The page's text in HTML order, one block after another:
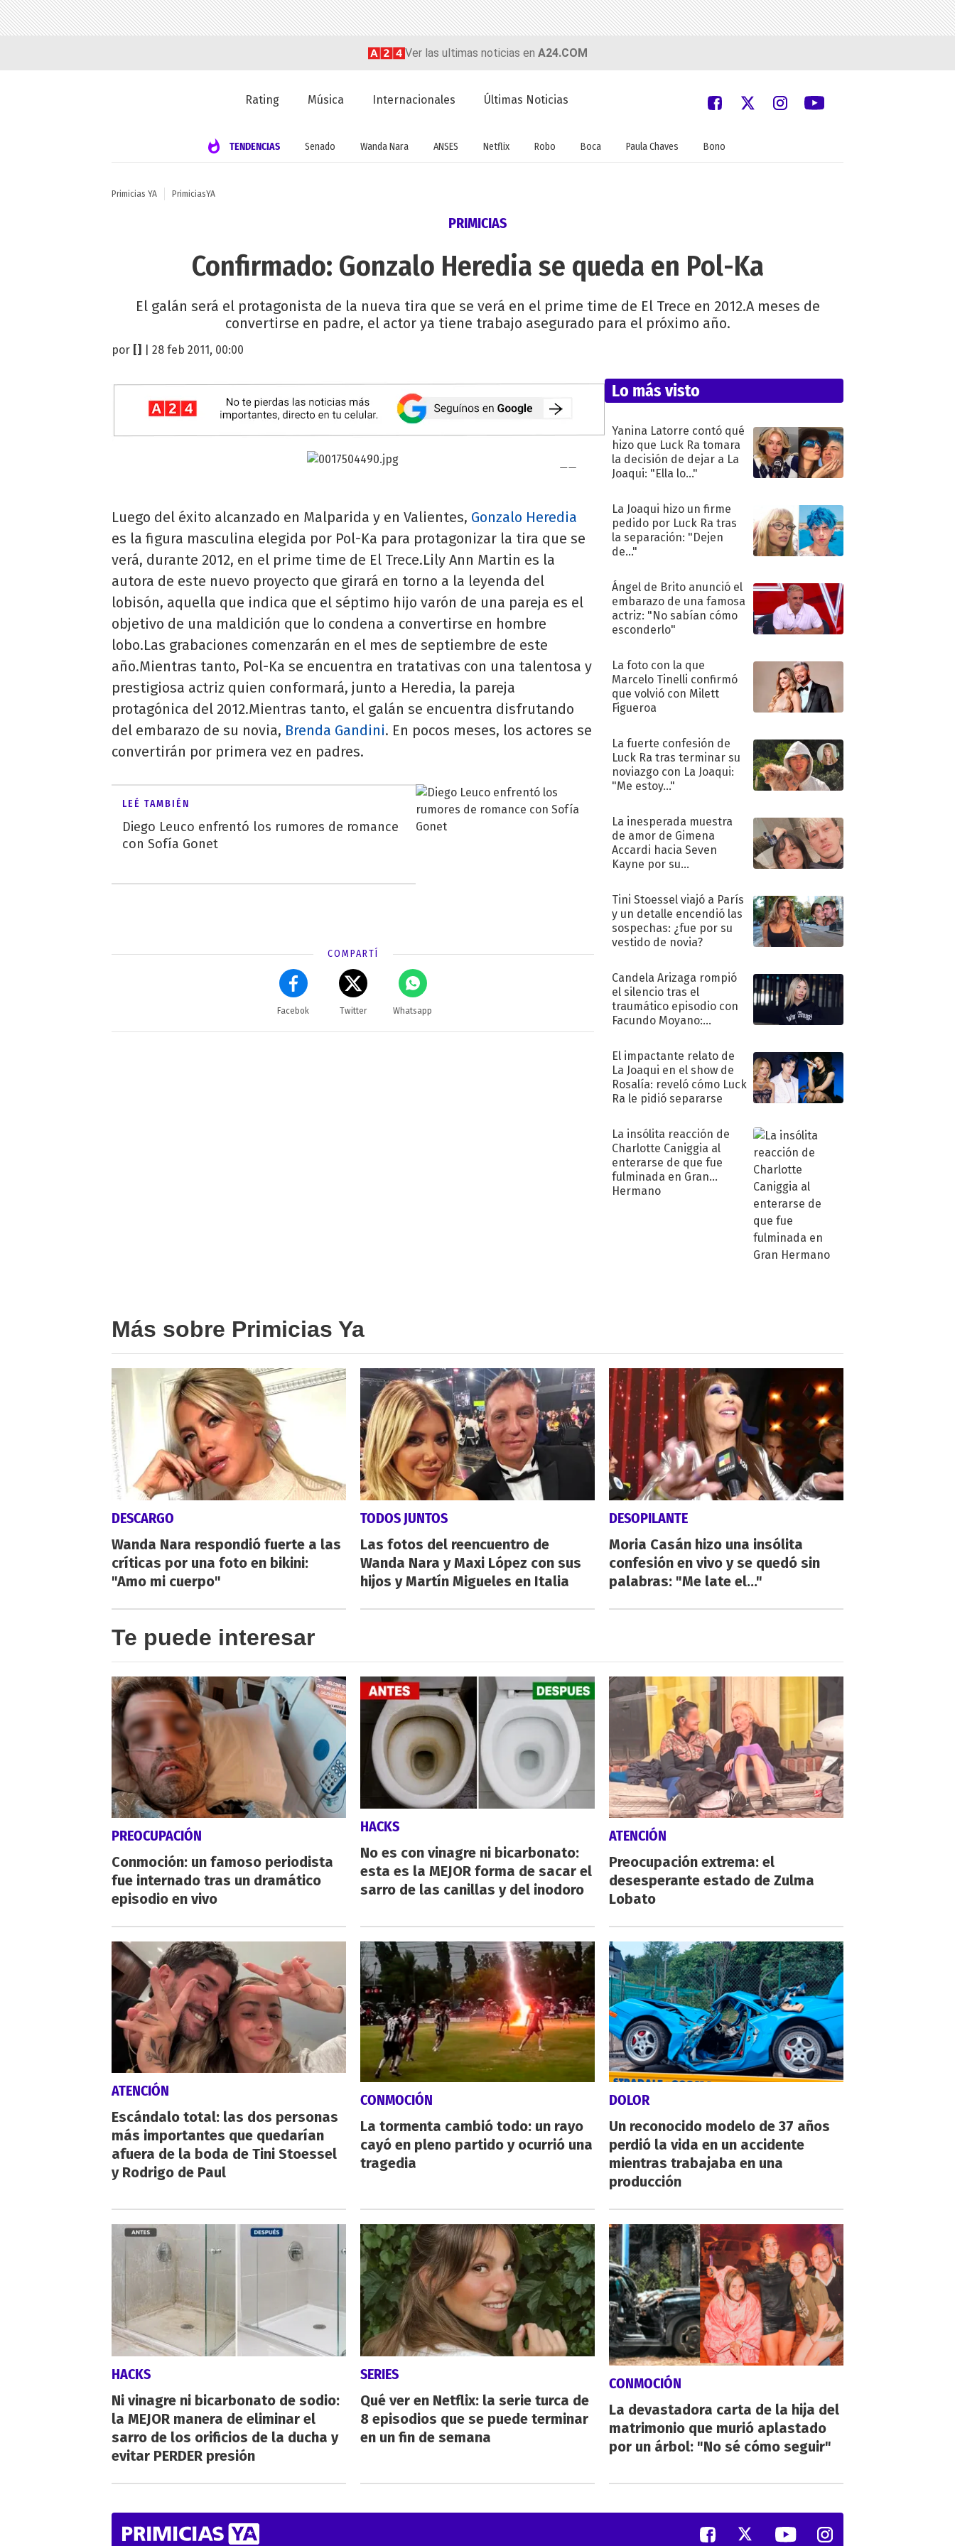
Ver las ultimas noticias en A24.COM
Rating Música Internacionales Últimas Noticias
TENDENCIAS Senado Wanda Nara ANSES Netflix Robo Boca Paula Chaves Bono
Primicias YA PrimiciasYA
PRIMICIAS
Confirmado: Gonzalo Heredia se queda en Pol-Ka
El galán será el protagonista de la nueva tira que se verá en el prime time de El Trece en 2012.A meses de
convertirse en padre, el actor ya tiene trabajo asegurado para el próximo año.
por | 28 feb 2011, 00:00
Luego del éxito alcanzado en Malparida y en Valientes, Gonzalo Heredia
es la figura masculina elegida por Pol-Ka para protagonizar la tira que se
verá, durante 2012, en el prime time de El Trece.Lily Ann Martin es la
autora de este nuevo proyecto que girará en torno a la leyenda del
lobisón, aquella que indica que el séptimo hijo varón de una pareja es el
objetivo de una maldición que lo condena a convertirse en hombre
lobo.Las grabaciones comenzarán en el mes de septiembre de este
año.Mientras tanto, Pol-Ka se encuentra en tratativas con una talentosa y
prestigiosa actriz quien conformará, junto a Heredia, la pareja
protagónica del 2012.Mientras tanto, el galán se encuentra disfrutando
del embarazo de su novia, Brenda Gandini. En pocos meses, los actores se
convertirán por primera vez en padres.
LEÉ TAMBIÉN
Diego Leuco enfrentó los rumores de romance
con Sofía Gonet
COMPARTÍ
Facebok Twitter Whatsapp
Lo más visto
Yanina Latorre contó qué
hizo que Luck Ra tomara
la decisión de dejar a La
Joaqui: "Ella lo..."
La Joaqui hizo un firme
pedido por Luck Ra tras
la separación: "Dejen
de..."
Ángel de Brito anunció el
embarazo de una famosa
actriz: "No sabían cómo
esconderlo"
La foto con la que
Marcelo Tinelli confirmó
que volvió con Milett
Figueroa
La fuerte confesión de
Luck Ra tras terminar su
noviazgo con La Joaqui:
"Me estoy..."
La inesperada muestra
de amor de Gimena
Accardi hacia Seven
Kayne por su
Tini Stoessel viajó a París
y un detalle encendió las
sospechas: ¿fue por su
vestido de novia?
Candela Arizaga rompió
el silencio tras el
traumático episodio con
Facundo Moyano:
El impactante relato de
La Joaqui en el show de
Rosalía: reveló cómo Luck
Ra le pidió separarse
La insólita reacción de
Charlotte Caniggia al
enterarse de que fue
fulminada en Gran
Hermano
Más sobre Primicias Ya
DESCARGO
Wanda Nara respondió fuerte a las
críticas por una foto en bikini:
"Amo mi cuerpo"
TODOS JUNTOS
Las fotos del reencuentro de
Wanda Nara y Maxi López con sus
hijos y Martín Migueles en Italia
DESOPILANTE
Moria Casán hizo una insólita
confesión en vivo y se quedó sin
palabras: "Me late el..."
Te puede interesar
PREOCUPACIÓN
Conmoción: un famoso periodista
fue internado tras un dramático
episodio en vivo
HACKS
No es con vinagre ni bicarbonato:
esta es la MEJOR forma de sacar el
sarro de las canillas y del inodoro
ATENCIÓN
Preocupación extrema: el
desesperante estado de Zulma
Lobato
ATENCIÓN
Escándalo total: las dos personas
más importantes que quedarían
afuera de la boda de Tini Stoessel
y Rodrigo de Paul
CONMOCIÓN
La tormenta cambió todo: un rayo
cayó en pleno partido y ocurrió una
tragedia
DOLOR
Un reconocido modelo de 37 años
perdió la vida en un accidente
mientras trabajaba en una
producción
HACKS
Ni vinagre ni bicarbonato de sodio:
la MEJOR manera de eliminar el
sarro de los orificios de la ducha y
evitar PERDER presión
SERIES
Qué ver en Netflix: la serie turca de
8 episodios que se puede terminar
en un fin de semana
CONMOCIÓN
La devastadora carta de la hija del
matrimonio que murió aplastado
por un árbol: "No sé cómo seguir"